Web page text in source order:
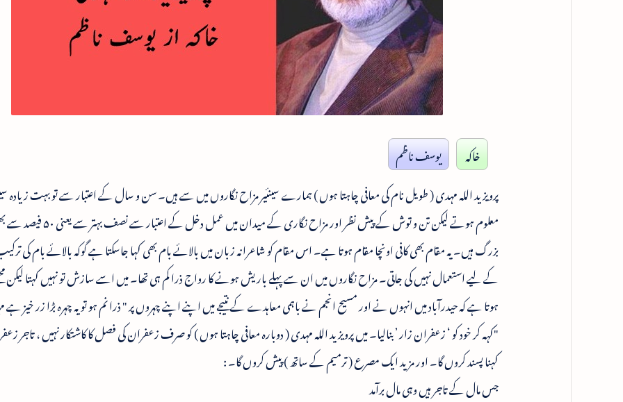
خاکہ
یوسف ناظم
پرویز ید اللہ مہدی ( طویل نام کی معافی چاہتا ہوں ) ہمارے سینئیر مزاح نگاروں میں سے ہیں۔ سن و سال کے اعتبار سے تو بہت زیادہ
معلوم ہوتے لیکن تن و توش کے پیش نظر اور مزاح نگاری کے میدان
بزرگ ہیں۔ یہ مقام بھی کافی اونچا مقام ہوتا ہے۔ اس مقام کو شاعرانہ زبان میں بالائے بام بھی کہا جاسکتا ہے گوکہ بالائے بام کی
کے لیے استعمال نہیں کی جاتی۔ مزاح نگاروں میں ان سے پہلے باریش ہونے کا رواج ذرا کم ہی تھا۔ میں اسے سازش تو نہیں کہتا لیکن
ہوتا ہے کہ حیدرآباد میں انہوں نے اور مسیح انجم نے باہمی معاہدے کے نتیجے میں اپنے اپنے چہروں پر " ذرا نم ہو تو یہ چہرہ بڑا زر خیز
"کہہ کر خود کو ‘ زعفران زار ’ بنالیا۔ میں پرویز ید اللہ مہدی ( دوبارہ معافی چاہتا ہوں ) کو صرف زعفران کی فصل کا کاشتکار نہیں ، تاجر
کہنا پسند کروں گا۔ اور مزید ایک مصرع ( ترمیم کے ساتھ ) پیش کروں گا۔ :
جس مال کے تاجر ہیں وہی مال برآمد